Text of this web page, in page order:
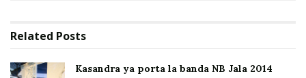
Related Posts
Kasandra ya porta la banda NB Jala 2014